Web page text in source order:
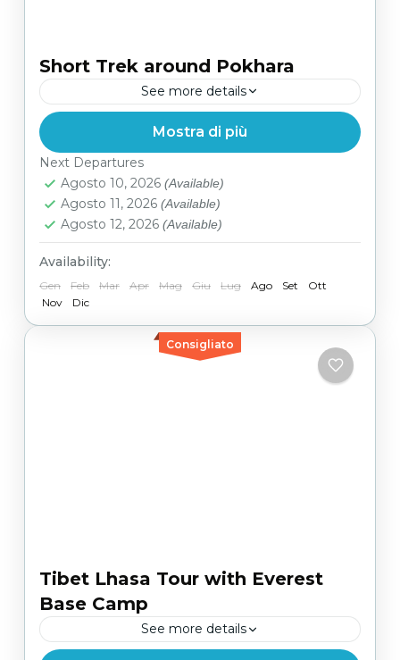
Short Trek around Pokhara
See more details
Mostra di più
Next Departures
Agosto 10, 2026 (Available)
Agosto 11, 2026 (Available)
Agosto 12, 2026 (Available)
Availability:
Gen Feb Mar Apr Mag Giu Lug Ago Set
Ott
Nov
Dic
Consigliato
Tibet Lhasa Tour with Everest
Base Camp
See more details